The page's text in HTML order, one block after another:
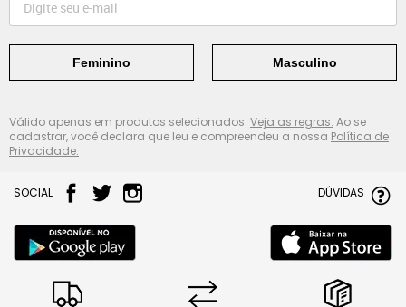
Feminino Masculino
Válido apenas em produtos selecionados. Veja as regras. Ao se
cadastrar, você declara que leu e compreendeu a nossa Política de
Privacidade.
SOCIAL DÚVIDAS